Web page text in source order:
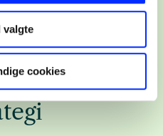
valgte
cookies
din digitale